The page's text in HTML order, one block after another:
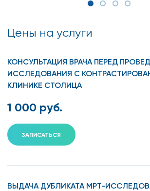
Цены на услуги
КОНСУЛЬТАЦИЯ ВРАЧА ПЕРЕД
ИССЛЕДОВАНИЯ С
КЛИНИКЕ СТОЛИЦА
1 000 руб.
ЗАПИСАТЬСЯ
ВЫДАЧА ДУБЛИКАТА МРТ-